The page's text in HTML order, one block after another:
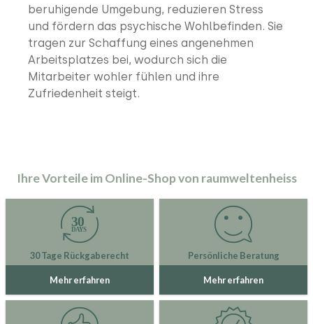
beruhigende Umgebung, reduzieren Stress
und fördern das psychische Wohlbefinden. Sie
tragen zur Schaffung eines angenehmen
Arbeitsplatzes bei, wodurch sich die
Mitarbeiter wohler fühlen und ihre
Zufriedenheit steigt.
Ihre Vorteile im Online-Shop von raumweltenheiss
30 Tage Rückgaberecht
Mehr erfahren
Persönliche Beratung
Mehr erfahren